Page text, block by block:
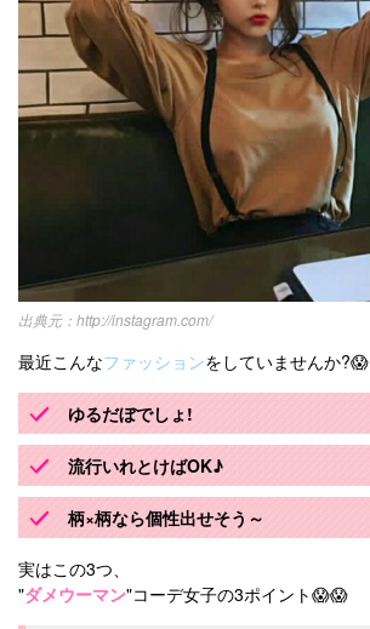
http://instagram.com/
最近こんなファッションをしていませんか?😱
ゆるだぼでしょ!
流行いれとけばOK♪
柄×柄なら個性出せそう～
実はこの3つ、
"ダメウーマン"コーデ女子の3ポイント😱😱